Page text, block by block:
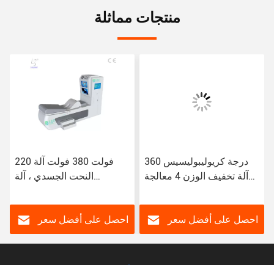
منتجات مماثلة
220 فولت 380 فولت آلة
النحت الجسدي ، آلة
البخار
احصل على أفضل سعر
360 درجة كريوليبوليسيس
آلة تخفيف الوزن 4 معالجة
احصل على أفضل سعر